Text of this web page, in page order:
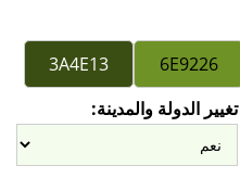
تغيير الدولة والمدينة: